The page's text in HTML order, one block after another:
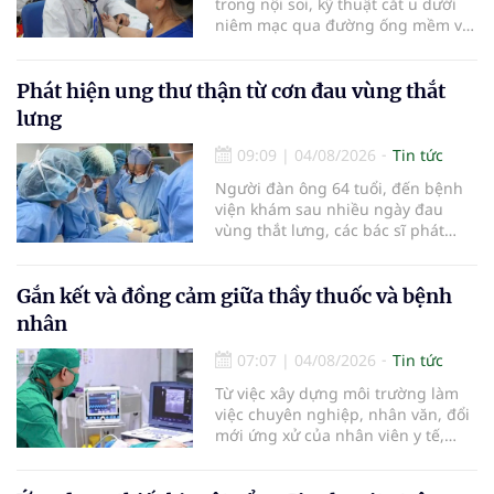
niêm mạc qua đường ống mềm và
là những nội dung trọng tâm được
báo cáo tại Hội thảo khoa học cập
tiêu hóa - gan mật vừa diễn ra
ngày 1/8 tại Bệnh viện Đại học
quốc tế Hồng Bàng.
Phát hiện ung thư thận từ cơn đau vùng thắt
lưng
09:09 | 04/08/2026
Tin tức
Người đàn ông 64 tuổi, đến bệnh
viện khám sau nhiều ngày đau
vùng thắt lưng, các bác sĩ phát
biểu mô tế bào thận. Với khối u còn
ở giai đoạn sớm, người bệnh được
bằng phẫu thuật robot thay vì phải
cắt bỏ toàn bộ quả thận như trước
đây.
Gắn kết và đồng cảm giữa thầy thuốc và bệnh
nhân
07:07 | 04/08/2026
Tin tức
Từ việc xây dựng môi trường làm
việc chuyên nghiệp, nhân văn, đổi
mới ứng xử của nhân viên y tế,